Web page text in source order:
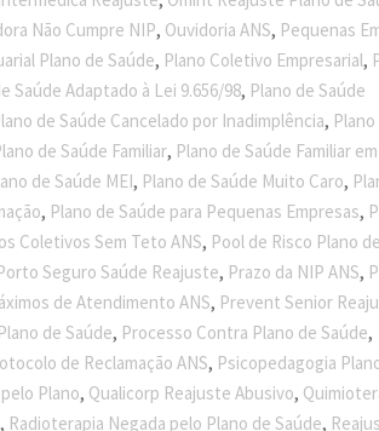
Não Cumpre NIP, Ouvidoria ANS, Pequenas
Plano de Saúde, Plano Coletivo Empresarial,
Saúde Adaptado à Lei 9.656/98, Plano de Saúde
de Saúde Cancelado por Inadimplência,
de Saúde Familiar, Plano de Saúde Familiar
de Saúde MEI, Plano de Saúde Muito Caro,
, Plano de Saúde para Pequenas Empresas,
Coletivos Sem Teto ANS, Pool de Risco Plano
Seguro Saúde Reajuste, Prazo da NIP ANS,
de Atendimento ANS, Prevent Senior
de Saúde, Processo Contra Plano de Saúde,
de Reclamação ANS, Psicopedagogia
Plano, Qualicorp Reajuste Abusivo,
, Radioterapia Negada pelo Plano de Saúde,